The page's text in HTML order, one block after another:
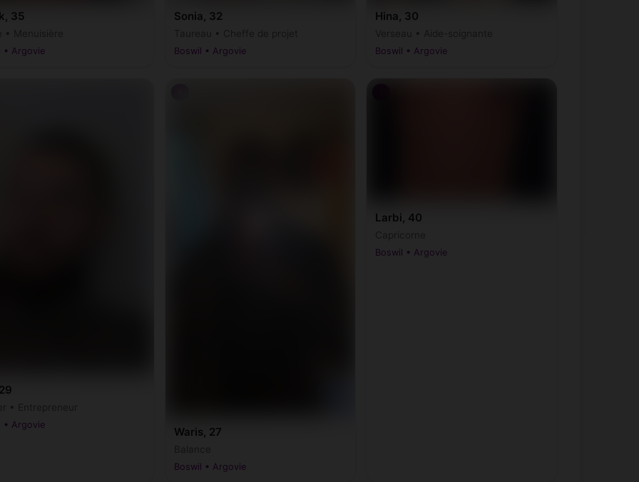
35
• Argovie
Sonia, 32
Boswil • Argovie
Hina, 30
Boswil • Argovie
• Argovie
Waris, 27
Boswil • Argovie
Larbi, 40
Boswil • Argovie